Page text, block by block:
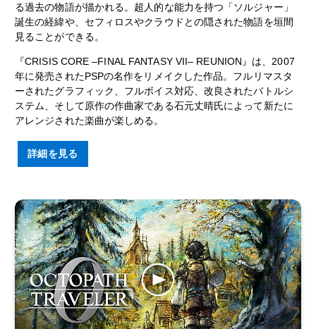
る過去の物語が描かれる。超人的な能力を持つ「ソルジャー」
誕生の経緯や、セフィロスやクラウドとの隠された物語を垣間
見ることができる。
『CRISIS CORE –FINAL FANTASY VII– REUNION』は、2007
年に発売されたPSPの名作をリメイクした作品。フルリマスタ
ーされたグラフィック、フルボイス対応、改良されたバトルシ
ステム、そして原作の作曲家である石元丈晴氏によって新たに
アレンジされた楽曲が楽しめる。
詳細を見る